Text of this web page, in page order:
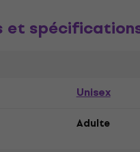
et
Unisex
Adulte